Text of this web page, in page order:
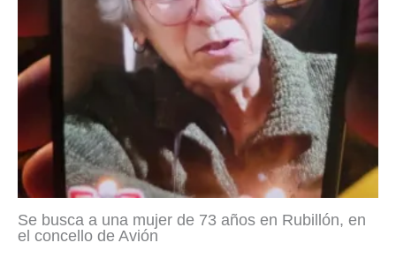
Se busca a una mujer de 73 años en Rubillón, en
el concello de Avión